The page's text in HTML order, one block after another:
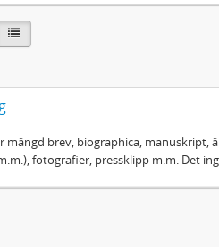
mängd brev, biographica, manuskript,
fotografier, pressklipp m.m. Det